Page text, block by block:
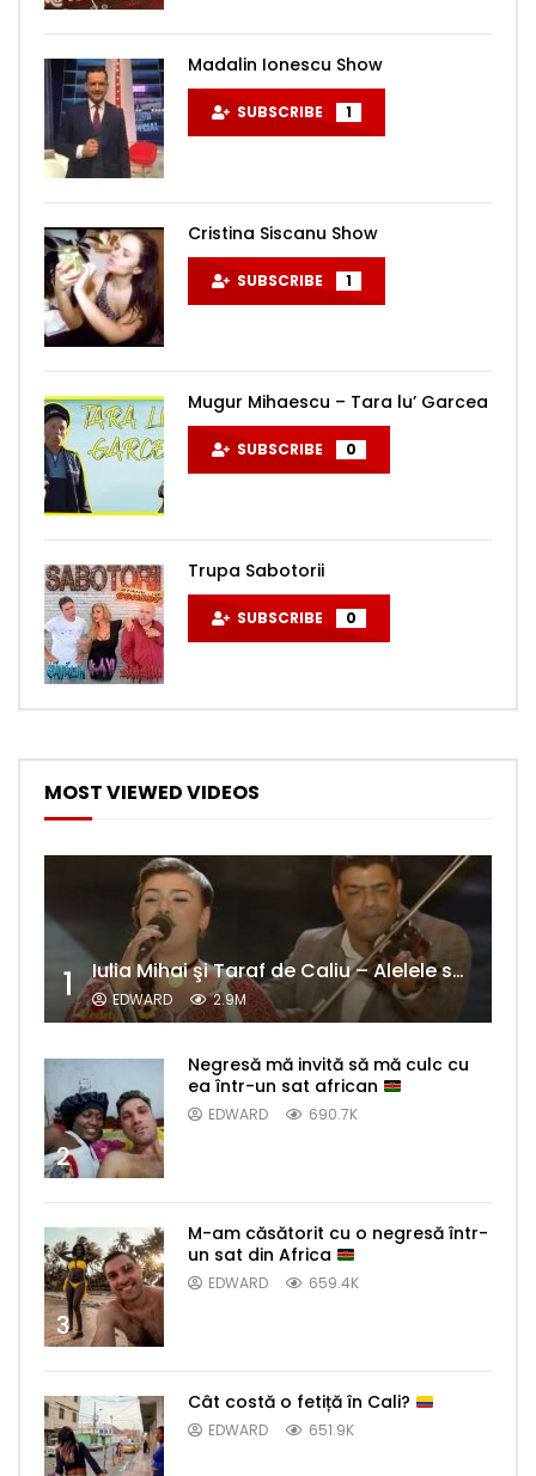
Madalin Ionescu Show
SUBSCRIBE 1
Cristina Siscanu Show
SUBSCRIBE 1
Mugur Mihaescu – Tara lu’ Garcea
SUBSCRIBE 0
Trupa Sabotorii
SUBSCRIBE 0
MOST VIEWED VIDEOS
1 Iulia Mihai şi Taraf de Caliu – Alelele sălcioară (@#VedetaPopulară)
EDWARD 2.9M
2
Negresă mă invită să mă culc cu
ea într-un sat african
EDWARD 690.7K
3
M-am căsătorit cu o negresă într-
un sat din Africa
EDWARD 659.4K
Cât costă o fetiță în Cali?
EDWARD 651.9K